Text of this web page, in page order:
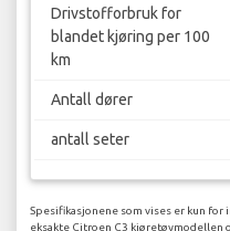
Drivstofforbruk for
blandet kjøring per 100
km
Antall dører
antall seter
Spesifikasjonene som vises er kun for
eksakte Citroen C3 kjøretøymodellen